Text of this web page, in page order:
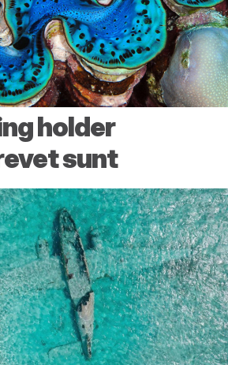
holder
sunt